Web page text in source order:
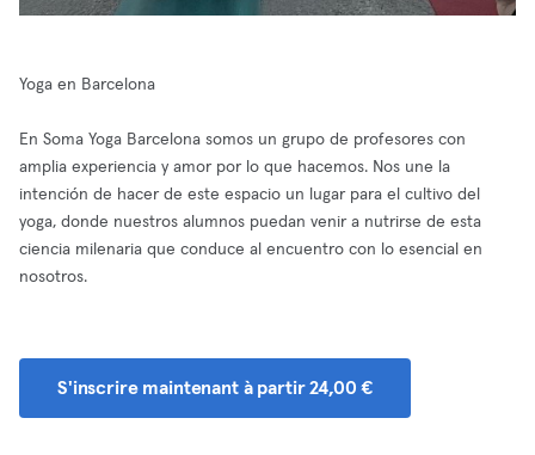
Yoga en Barcelona
En Soma Yoga Barcelona somos un grupo de profesores con
amplia experiencia y amor por lo que hacemos. Nos une la
intención de hacer de este espacio un lugar para el cultivo del
yoga, donde nuestros alumnos puedan venir a nutrirse de esta
ciencia milenaria que conduce al encuentro con lo esencial en
nosotros.
S'inscrire maintenant à partir 24,00 €